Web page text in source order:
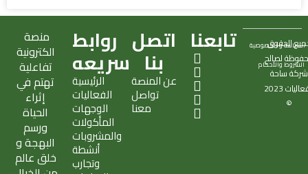
منصة
الكترونية
تفاعلية
تهتم في
إثراء
الحياة
ورسم
البهجة و
خلق عالم
روابط
سريعه
الرئيسية
الفعاليات
الوجهات
المأكولات
والمشروبات
أنشطة
وتجارب
اتصل
بنا
عن المنصة
تواصل
معنا
تابعنا
X
-
t
w
i
t
S
n
a
p
c
h
T
i
k
t
o
k
I
n
s
t
a
g
E
n
v
e
l
o
السياسة و الخصوصية
الشروط والأحكام
الحقوق
لصالح
شركةساحة
2023
©